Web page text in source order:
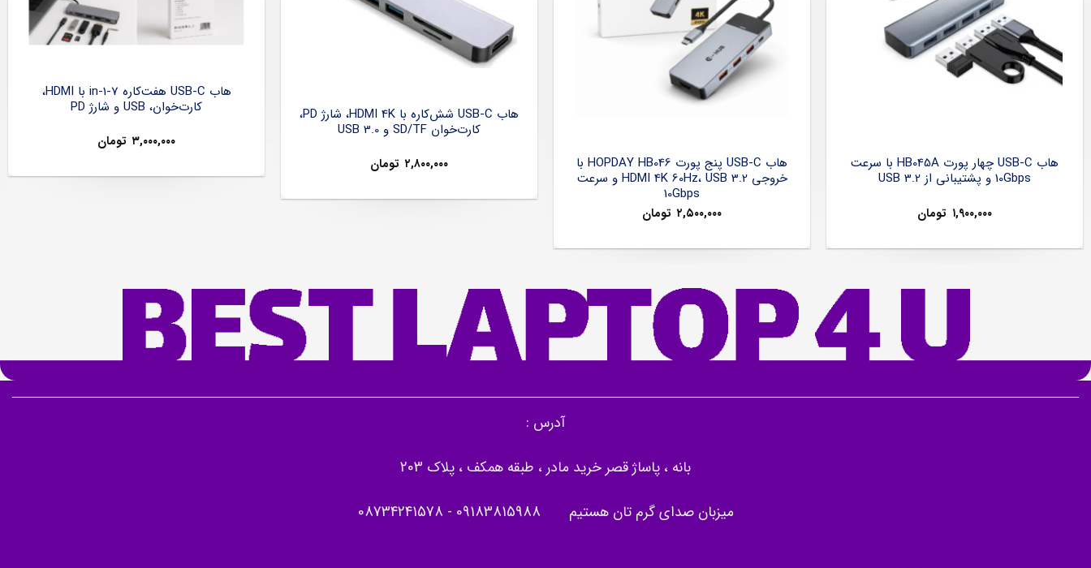
هاب USB-C چهار پورت HB045A با سرعت
10Gbps و پشتیبانی از USB 3.2
۱,۹۰۰,۰۰۰ تومان
هاب USB-C پنج پورت HOPDAY HB046 با
خروجی HDMI 4K 60Hz، USB 3.2 و سرعت
10Gbps
۲,۵۰۰,۰۰۰ تومان
هاب USB-C شش‌کاره با HDMI 4K، شارژ PD،
کارت‌خوان SD/TF و USB 3.0
۲,۸۰۰,۰۰۰ تومان
هاب USB-C هفت‌کاره 7-in-1 با HDMI،
کارت‌خوان، USB و شارژ PD
۳,۰۰۰,۰۰۰ تومان
آدرس :
بانه ، پاساژ قصر خرید مادر ، طبقه همکف ، پلاک 203
میزبان صدای گرم تان هستیم 09183815988
-
08734241578